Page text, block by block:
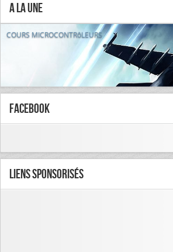
A la Une
COURS MICROCONTRôLEURS
FaceBook
Liens Sponsorisés